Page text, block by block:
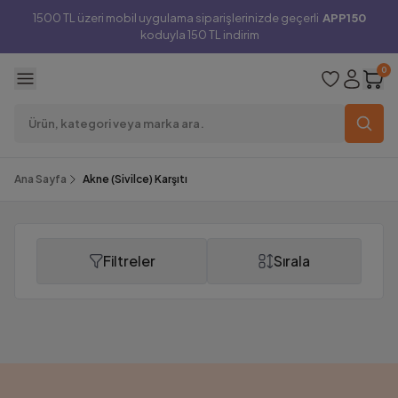
1500 TL üzeri mobil uygulama siparişlerinizde geçerli APP150
koduyla 150 TL indirim
0
Ana Sayfa Akne (Sivilce) Karşıtı
Filtreler
Akne (Sivilce) Karşıtı Sırala